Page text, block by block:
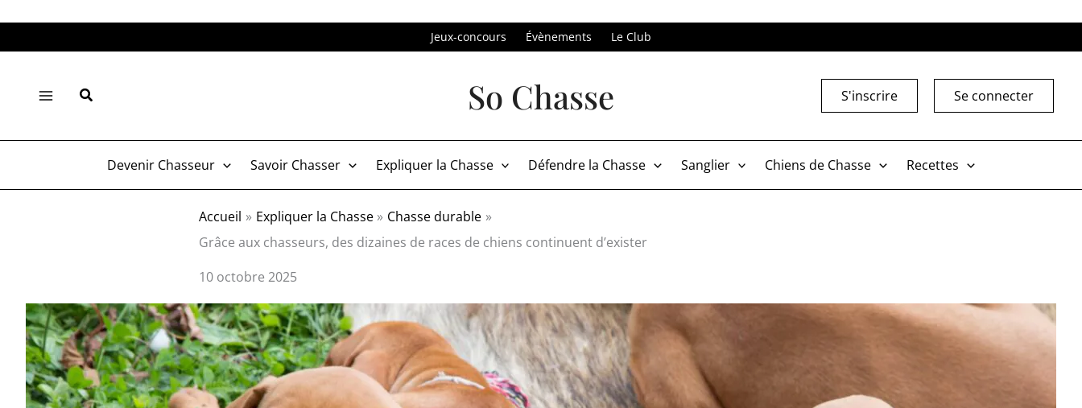
au
Jeux-concours Évènements Le Club
Rechercher So Chasse S'inscrire Se connecter
Devenir Chasseur Savoir Chasser Expliquer la Chasse Défendre la Chasse Sanglier Chiens de Chasse Recettes
Accueil Expliquer la Chasse
Chasse durable
Grâce aux chasseurs, des dizaines de races de chiens continuent d’exister
10 octobre 2025